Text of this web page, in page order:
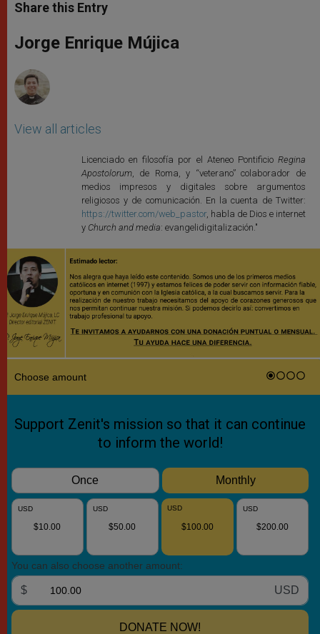
s
p
p
e
g
e
b
o
k
r
Share this Entry
Jorge Enrique Mújica
View all articles
Licenciado en filosofía por el Ateneo Pontificio Regina
Apostolorum, de Roma, y “veterano” colaborador de
medios impresos y digitales sobre argumentos
religiosos y de comunicación. En la cuenta de Twitter:
https://twitter.com/web_pastor, habla de Dios e internet
y Church and media: evangelidigitalización."